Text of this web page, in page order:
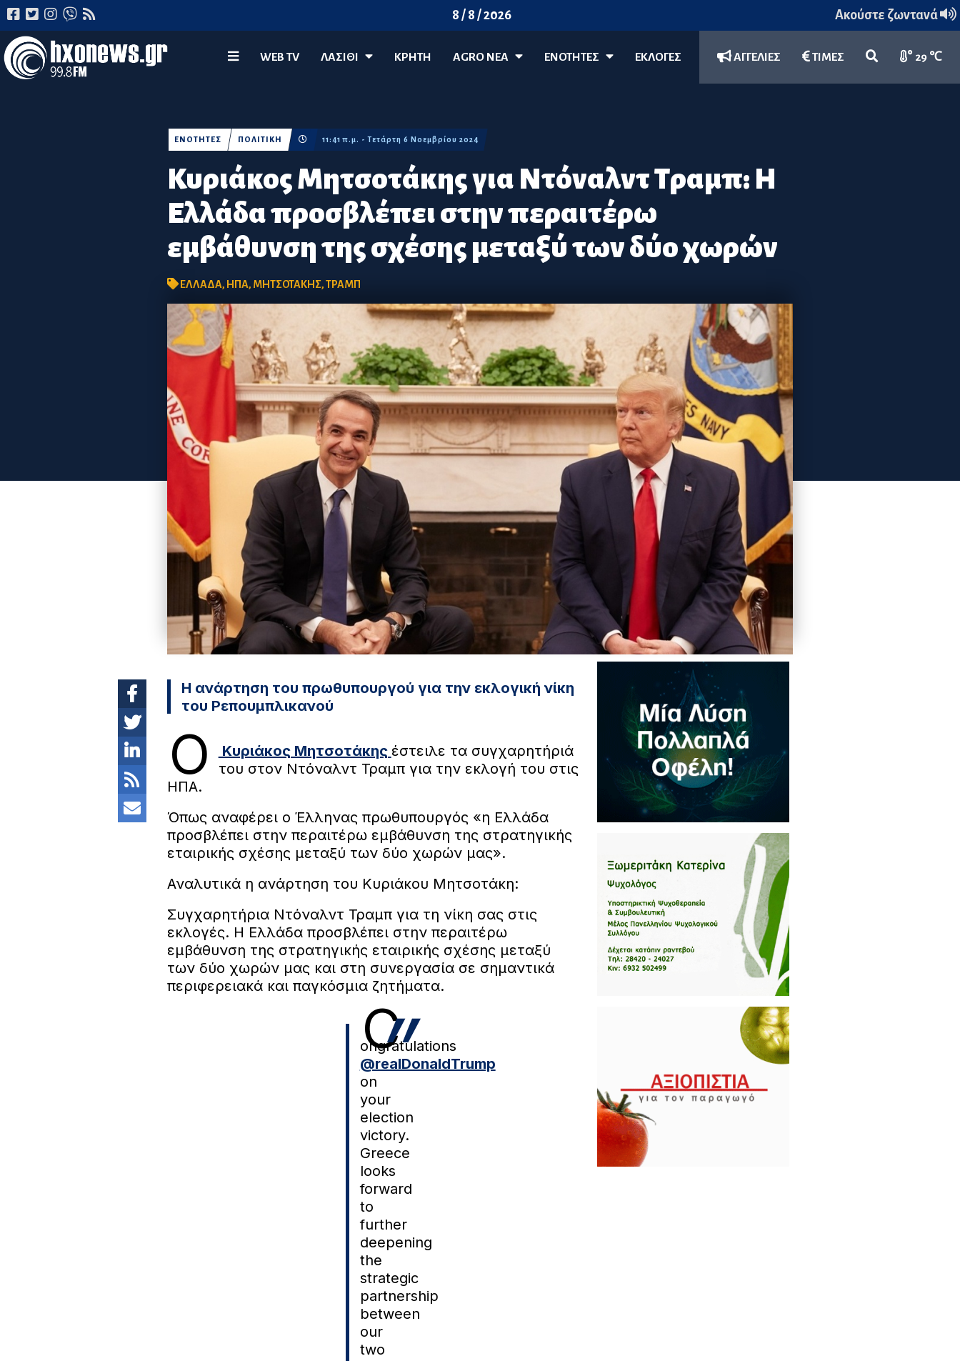
8 / 8 / 2026 Ακούστε ζωντανά
WEB TV ΛΑΣΊΘΙ ΚΡΗΤΗ AGRO ΝΈΑ ΕΝΟΤΗΤΕΣ ΕΚΛΟΓΕΣ ΑΓΓΕΛΙΕΣ ΤΙΜΕΣ 29 ℃
Κυριάκος Μητσοτάκης για Ντόναλντ Τραμπ: Η
Ελλάδα προσβλέπει στην περαιτέρω
εμβάθυνση της σχέσης μεταξύ των δύο χωρών
ΕΝΟΤΗΤΕΣ ΠΟΛΙΤΙΚΗ 11:41 π.μ. - Τετάρτη 6 Νοεμβρίου 2024
ΕΛΛΑΔΑ, ΗΠΑ, ΜΗΤΣΟΤΑΚΗΣ,ΤΡΑΜΠ
Η ανάρτηση του πρωθυπουργού για την εκλογική νίκη
του Ρεπουμπλικανού
Ο Κυριάκος Μητσοτάκης έστειλε τα συγχαρητήριά
του στον Ντόναλντ Τραμπ για την εκλογή του στις
ΗΠΑ.
Όπως αναφέρει ο Έλληνας πρωθυπουργός «η Ελλάδα
προσβλέπει στην περαιτέρω εμβάθυνση της στρατηγικής
εταιρικής σχέσης μεταξύ των δύο χωρών μας».
Αναλυτικά η ανάρτηση του Κυριάκου Μητσοτάκη:
Συγχαρητήρια Ντόναλντ Τραμπ για τη νίκη σας στις
εκλογές. Η Ελλάδα προσβλέπει στην περαιτέρω
εμβάθυνση της στρατηγικής εταιρικής σχέσης μεταξύ
των δύο χωρών μας και στη συνεργασία σε σημαντικά
περιφερειακά και παγκόσμια ζητήματα.
C
ongratulations
@realDonaldTrump
on
your
election
victory.
Greece
looks
forward
to
further
deepening
the
strategic
partnership
between
our
two